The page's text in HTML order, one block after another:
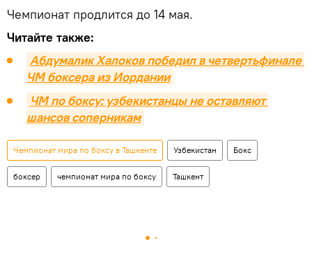
Чемпионат продлится до 14 мая.
Читайте также:
Абдумалик Халоков победил в четвертьфинале
ЧМ боксера из Иордании
ЧМ по боксу: узбекистанцы не оставляют
шансов соперникам
Чемпионат мира по боксу в Ташкенте Узбекистан Бокс
боксер чемпионат мира по боксу Ташкент